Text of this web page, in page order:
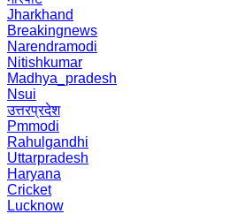
Jharkhand
Breakingnews
Narendramodi
Nitishkumar
Madhya_pradesh
Nsui
उत्तरप्रदेश
Pmmodi
Rahulgandhi
Uttarpradesh
Haryana
Cricket
Lucknow